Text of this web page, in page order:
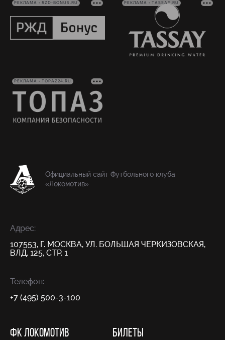
РЕКЛАМА • RZD-BONUS.RU РЕКЛАМА • TASSAY.RU
РЕКЛАМА • TOPAZ24.RU
Официальный сайт Футбольного клуба
«Локомотив»
Адрес:
107553, Г. МОСКВА, УЛ. БОЛЬШАЯ ЧЕРКИЗОВСКАЯ,
ВЛД. 125, СТР. 1
Телефон:
+7 (495) 500-3-100
ФК ЛОКОМОТИВ БИЛЕТЫ